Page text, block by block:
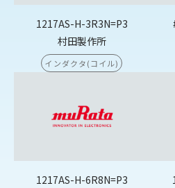
1217AS-H-3R3N=P3
村田製作所
インダクタ(コイル)
1217AS-H-6R8N=P3